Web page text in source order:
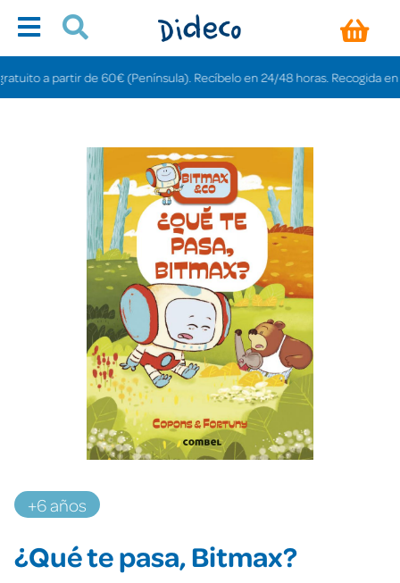
a partir de 60€ (Península). Recíbelo en 24/48 horas. Recogida en
+6 años
¿Qué te pasa, Bitmax?